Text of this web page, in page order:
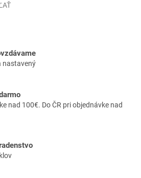
nastavený
nad 100€. Do ČR pri objednávke nad